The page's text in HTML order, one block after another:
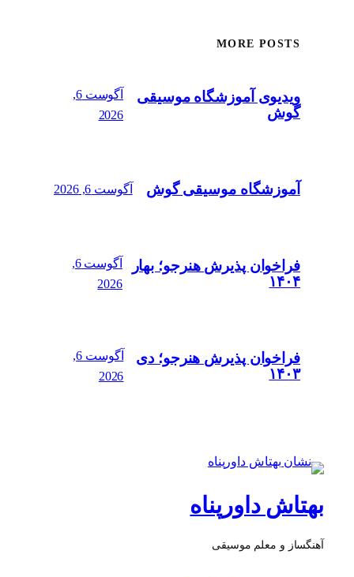
MORE POSTS
ویدیوی آموزشگاه موسیقی
گوش
آگوست 6,
2026
آموزشگاه موسیقی گوش آگوست 6, 2026
فراخوان پذیرش هنرجو؛ بهار
۱۴۰۴
آگوست 6,
2026
فراخوان پذیرش هنرجو؛ دی
۱۴۰۳
آگوست 6,
2026
بهتاش داورپناه
آهنگساز و معلم موسیقی